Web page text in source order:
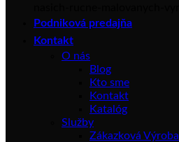
Podniková predajňa
Kontakt
O nás
Blog
Kto sme
Kontakt
Katalóg
Služby
Zákazková Výroba